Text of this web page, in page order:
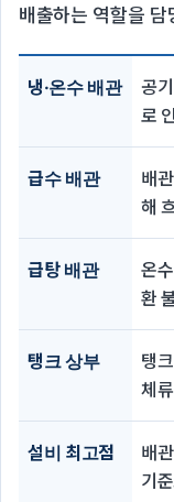
배출하는 역할을 담
냉·온수 배관
공
로
급수 배관
배
해
급탕 배관
온
환
탱크 상부
탱
체
설비 최고점
배
기